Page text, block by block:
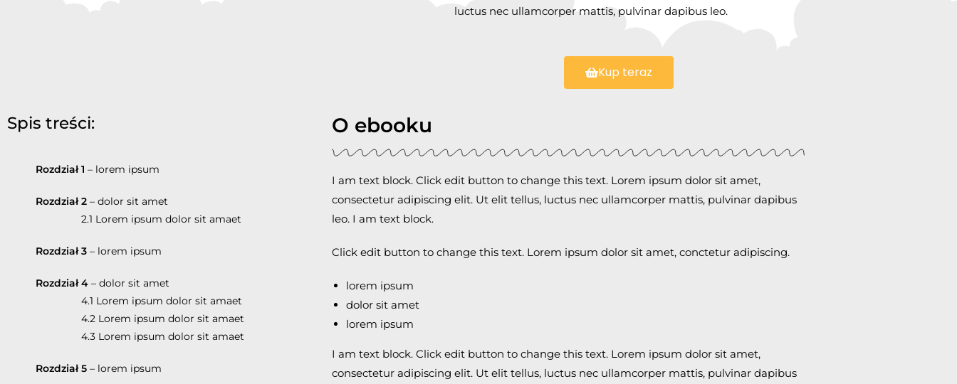
luctus nec ullamcorper mattis, pulvinar dapibus leo.
Kup teraz
Spis treści:
Rozdział 1 – lorem ipsum
Rozdział 2 – dolor sit amet
2.1 Lorem ipsum dolor sit amaet
Rozdział 3 – lorem ipsum
Rozdział 4 – dolor sit amet
4.1 Lorem ipsum dolor sit amaet
4.2 Lorem ipsum dolor sit amaet
4.3 Lorem ipsum dolor sit amaet
Rozdział 5 – lorem ipsum
O ebooku
I am text block. Click edit button to change this text. Lorem ipsum dolor sit amet,
consectetur adipiscing elit. Ut elit tellus, luctus nec ullamcorper mattis, pulvinar dapibus
leo. I am text block.
Click edit button to change this text. Lorem ipsum dolor sit amet, conctetur adipiscing.
lorem ipsum
dolor sit amet
lorem ipsum
I am text block. Click edit button to change this text. Lorem ipsum dolor sit amet,
consectetur adipiscing elit. Ut elit tellus, luctus nec ullamcorper mattis, pulvinar dapibus